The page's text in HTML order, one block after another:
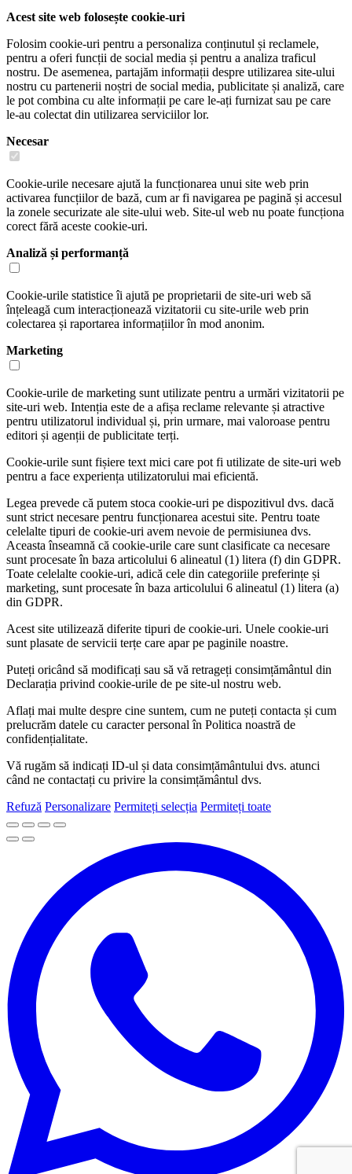
Acest site web folosește cookie-uri
Folosim cookie-uri pentru a personaliza conținutul și reclamele,
pentru a oferi funcții de social media și pentru a analiza traficul
nostru. De asemenea, partajăm informații despre utilizarea site-ului
nostru cu partenerii noștri de social media, publicitate și analiză, care
le pot combina cu alte informații pe care le-ați furnizat sau pe care
le-au colectat din utilizarea serviciilor lor.
Necesar
Cookie-urile necesare ajută la funcționarea unui site web prin
activarea funcțiilor de bază, cum ar fi navigarea pe pagină și accesul
la zonele securizate ale site-ului web. Site-ul web nu poate funcționa
corect fără aceste cookie-uri.
Analiză și performanță
Cookie-urile statistice îi ajută pe proprietarii de site-uri web să
înțeleagă cum interacționează vizitatorii cu site-urile web prin
colectarea și raportarea informațiilor în mod anonim.
Marketing
Cookie-urile de marketing sunt utilizate pentru a urmări vizitatorii pe
site-uri web. Intenția este de a afișa reclame relevante și atractive
pentru utilizatorul individual și, prin urmare, mai valoroase pentru
editori și agenții de publicitate terți.
Cookie-urile sunt fișiere text mici care pot fi utilizate de site-uri web
pentru a face experiența utilizatorului mai eficientă.
Legea prevede că putem stoca cookie-uri pe dispozitivul dvs. dacă
sunt strict necesare pentru funcționarea acestui site. Pentru toate
celelalte tipuri de cookie-uri avem nevoie de permisiunea dvs.
Aceasta înseamnă că cookie-urile care sunt clasificate ca necesare
sunt procesate în baza articolului 6 alineatul (1) litera (f) din GDPR.
Toate celelalte cookie-uri, adică cele din categoriile preferințe și
marketing, sunt procesate în baza articolului 6 alineatul (1) litera (a)
din GDPR.
Acest site utilizează diferite tipuri de cookie-uri. Unele cookie-uri
sunt plasate de servicii terțe care apar pe paginile noastre.
Puteți oricând să modificați sau să vă retrageți consimțământul din
Declarația privind cookie-urile de pe site-ul nostru web.
Aflați mai multe despre cine suntem, cum ne puteți contacta și cum
prelucrăm datele cu caracter personal în Politica noastră de
confidențialitate.
Vă rugăm să indicați ID-ul și data consimțământului dvs. atunci
când ne contactați cu privire la consimțământul dvs.
Refuză Personalizare Permiteți selecția Permiteți toate